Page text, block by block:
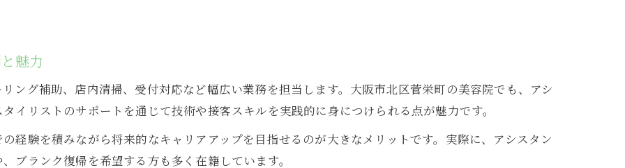
美容院アシスタントならキャリアアップも実現可能
美容院アシスタントからのキャリアアップ事例
美容院でアシスタントが成長できる理由とは
美容院アシスタント経験が役立つキャリア形成
魅力
ング補助、店内清掃、受付対応など幅広い業務を担当します。大阪市北区菅栄町の美容院でも、アシ
イリストのサポートを通じて技術や接客スキルを実践的に身につけられる点が魅力です。
経験を積みながら将来的なキャリアアップを目指せるのが大きなメリットです。実際に、アシスタン
ブランク復帰を希望する方も多く在籍しています。